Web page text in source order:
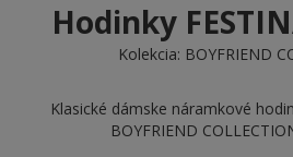
Hodinky
Kolekcia: BOYFRIEND
Klasické dámske náramkové
BOYFRIEND